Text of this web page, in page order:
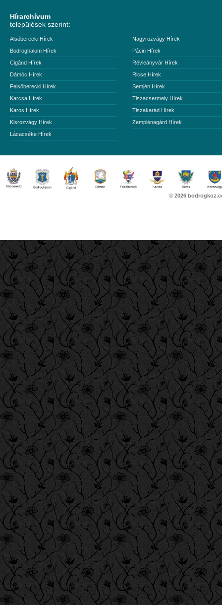
Hírarchívum
települések szerint:
Alsóberecki Hírek
Bodroghalom Hírek
Cigánd Hírek
Dámóc Hírek
Felsőberecki Hírek
Karcsa Hírek
Karos Hírek
Kisrozvágy Hírek
Lácacséke Hírek
Nagyrozvágy Hírek
Pácin Hírek
Révleányvár Hírek
Ricse Hírek
Semjén Hírek
Tiszacsermely Hírek
Tiszakarád Hírek
Zemplénagárd Hírek
© 2026